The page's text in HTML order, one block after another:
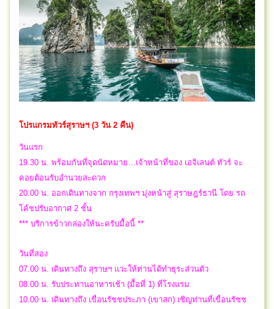
โปรแกรมทัวร์สุราษฯ (3 วัน 2 คืน)
วันแรก
19.30 น. พร้อมกันที่จุดนัดหมาย…เจ้าหน้าที่ของ เอจิเลนต์ ทัวร์ จะ
คอยต้อนรับอำนวยสะดวก
20.00 น. ออกเดินทางจาก กรุงเทพฯ มุ่งหน้าสู่ สุราษฎร์ธานี โดย รถ
โค้ชปรับอากาศ 2 ชั้น
*** บริการข้าวกล่องให้นะครับมื้อนี้ **
วันที่สอง
07.00 น. เดินทางถึง สุราษฯ แวะให้ท่านได้ทำธุระส่วนตัว
08.00 น. รับประทานอาหารเช้า (มื้อที่ 1) ที่โรงแรม
10.00 น. เดินทางถึง เขื่อนรัชชประภา (เขาสก) เชิญท่านที่เขื่อนรัชช